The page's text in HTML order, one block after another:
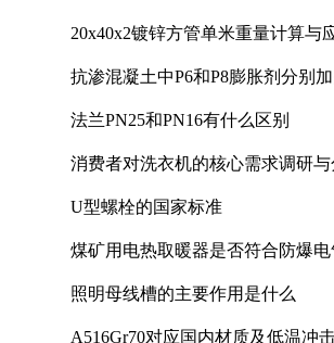
20x40x2镀锌方管单米重量计算与
抗渗混凝土中P6和P8膨胀剂分别
法兰PN25和PN16有什么区别
消费者对洗衣机的核心需求调研
U型螺栓的国家标准
煤矿用电热取暖器是否符合防爆
照明母线槽的主要作用是什么
A516Gr70对应国内材质及低温冲